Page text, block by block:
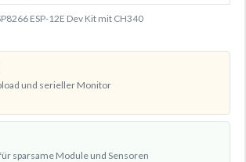
ESP-12E Dev Kit mit CH340
und serieller Monitor
sparsame Module und Sensoren